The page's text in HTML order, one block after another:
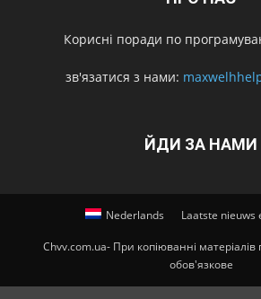
Корисні поради по
зв'язатися з нами:
ЙДИ ЗА НАМИ
Nederlands Laatste nieuws
Chvv.com.ua- При копіюванні
обов'язкове